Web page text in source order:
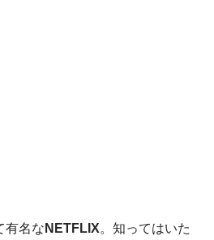
有名な NETFLIX。知ってはいた